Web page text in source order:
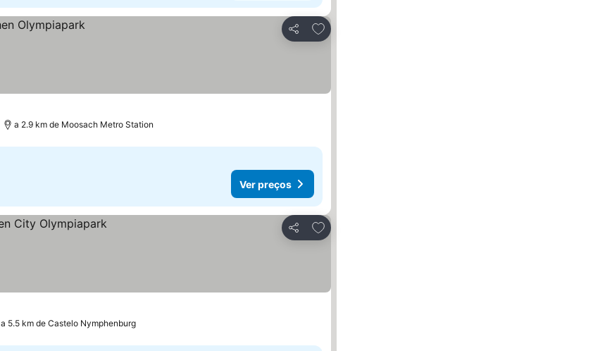
Partilhar
Adicionar aos favoritos
a 2.9 km de Moosach Metro Station
Ver preços
Partilhar
Adicionar aos favoritos
a 5.5 km de Castelo Nymphenburg